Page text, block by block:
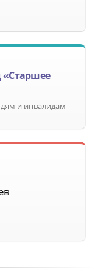
«Старшее
и инвалидам